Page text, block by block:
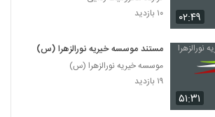
۰۲:۴۹
۱۰ بازدید
۵۱:۳۱
مستند موسسه خیریه نورالزهرا (س)
موسسه خیریه نورالزهرا (س)
۱۹ بازدید